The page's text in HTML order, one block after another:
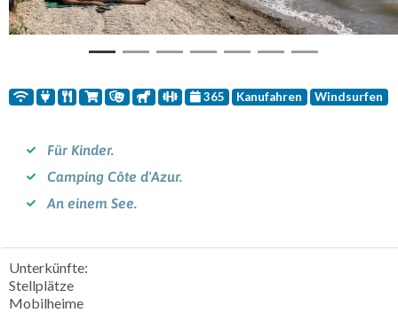
365 Kanufahren Windsurfen
Für Kinder.
Camping Côte d'Azur.
An einem See.
Unterkünfte:
Stellplätze
Mobilheime